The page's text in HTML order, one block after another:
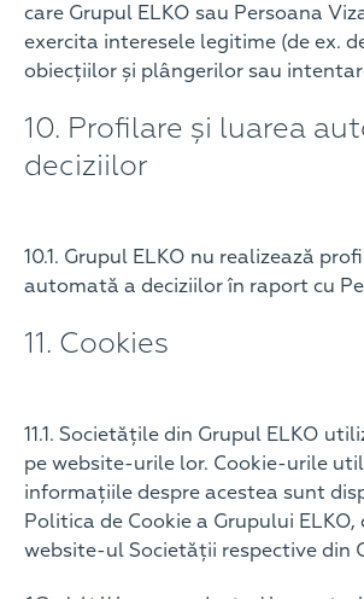
care Grupul ELKO sau Persoana
exercita interesele legitime (de ex.
obiecțiilor și plângerilor sau
10. Profilare și luarea
deciziilor
10.1. Grupul ELKO nu realizează
automată a deciziilor în raport cu
11. Cookies
11.1. Societățile din Grupul ELKO
pe website-urile lor. Cookie-urile
informațiile despre acestea sunt
Politica de Cookie a Grupului
website-ul Societății respective din